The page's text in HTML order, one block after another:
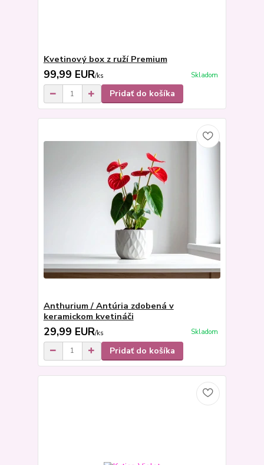
Kvetinový box z ruží Premium
99,99 EUR/ks Skladom
Pridať do košíka
Anthurium / Antúria zdobená v
keramickom kvetináči
29,99 EUR/ks Skladom
Pridať do košíka